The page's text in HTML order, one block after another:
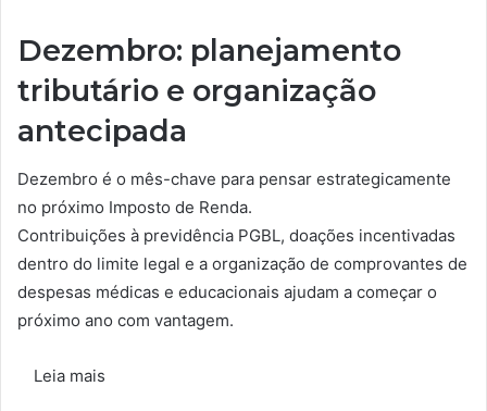
Dezembro: planejamento
tributário e organização
antecipada
Dezembro é o mês-chave para pensar estrategicamente
no próximo Imposto de Renda.
Contribuições à previdência PGBL, doações incentivadas
dentro do limite legal e a organização de comprovantes de
despesas médicas e educacionais ajudam a começar o
próximo ano com vantagem.
Leia mais